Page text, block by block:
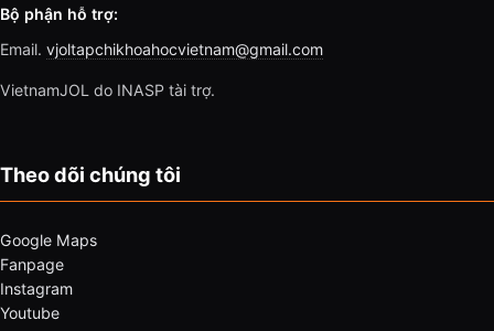
Bộ phận hỗ trợ:
Email. vjoltapchikhoahocvietnam@gmail.com
VietnamJOL do INASP tài trợ.
Theo dõi chúng tôi
Google Maps
Fanpage
Instagram
Youtube